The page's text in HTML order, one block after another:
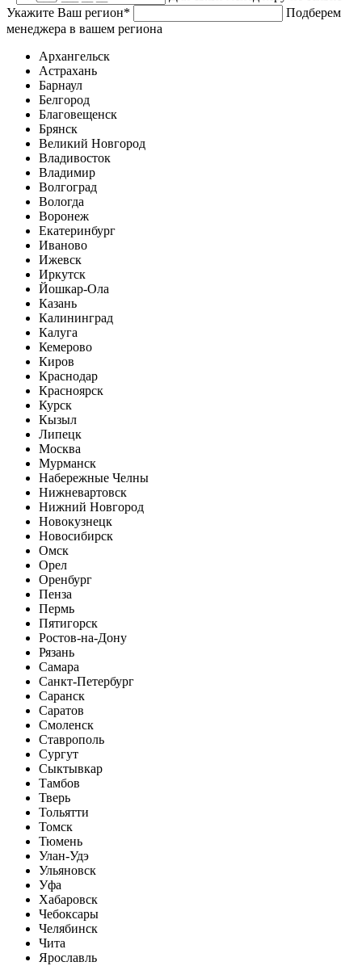
Укажите Ваш регион*
Подберем
менеджера в вашем региона
Архангельск
Астрахань
Барнаул
Белгород
Благовещенск
Брянск
Великий Новгород
Владивосток
Владимир
Волгоград
Вологда
Воронеж
Екатеринбург
Иваново
Ижевск
Иркутск
Йошкар-Ола
Казань
Калининград
Калуга
Кемерово
Киров
Краснодар
Красноярск
Курск
Кызыл
Липецк
Москва
Мурманск
Набережные Челны
Нижневартовск
Нижний Новгород
Новокузнецк
Новосибирск
Омск
Орел
Оренбург
Пенза
Пермь
Пятигорск
Ростов-на-Дону
Рязань
Самара
Санкт-Петербург
Саранск
Саратов
Смоленск
Ставрополь
Сургут
Сыктывкар
Тамбов
Тверь
Тольятти
Томск
Тюмень
Улан-Удэ
Ульяновск
Уфа
Хабаровск
Чебоксары
Челябинск
Чита
Ярославль